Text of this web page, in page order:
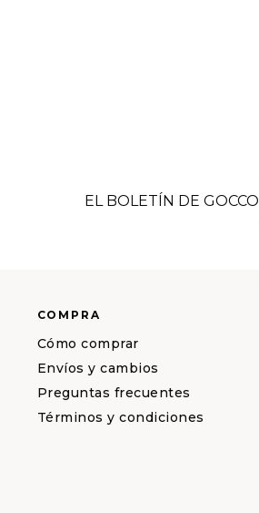
COMPRA
Cómo comprar
Envíos y cambios
Preguntas frecuentes
Términos y condiciones
EL BOLETÍN DE GOCCO